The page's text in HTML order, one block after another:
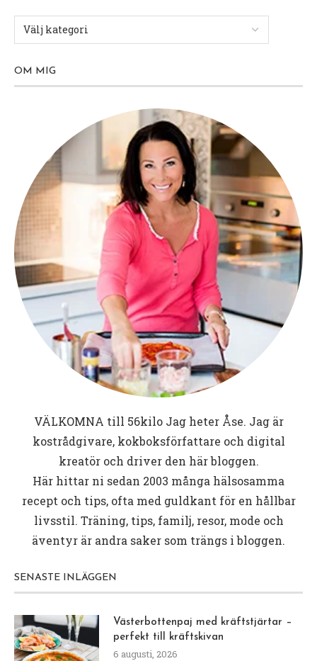
OM MIG
VÄLKOMNA till 56kiloJag heter Åse. Jag är
kostrådgivare, kokboksförfattare och digital
kreatör och driver den här bloggen.
Här hittar ni sedan 2003 många hälsosamma
recept och tips, ofta med guldkant för en hållbar
livsstil. Träning, tips, familj, resor, mode och
äventyr är andra saker som trängs i bloggen.
SENASTE INLÄGGEN
Västerbottenpaj med kräftstjärtar –
perfekt till kräftskivan
6 augusti, 2026